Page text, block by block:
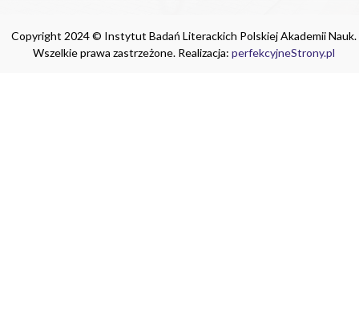
Copyright 2024 © Instytut Badań Literackich Polskiej Akademii Nauk.
Wszelkie prawa zastrzeżone. Realizacja: perfekcyjneStrony.pl